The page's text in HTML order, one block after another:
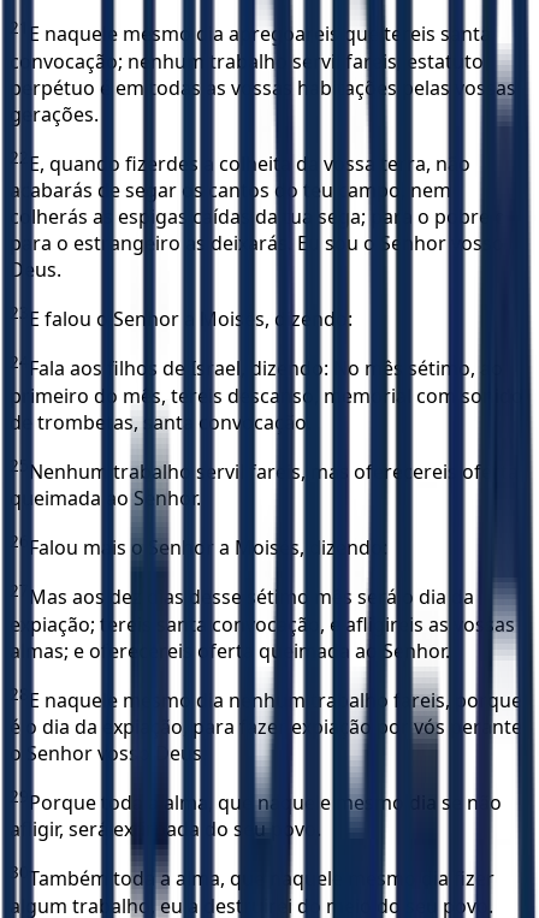
21
E naquele mesmo dia apregoareis que tereis santa
convocação; nenhum trabalho servil fareis; estatuto
perpétuo é em todas as vossas habitações pelas vossas
gerações.
22 E, quando fizerdes a colheita da vossa terra, não
acabarás de segar os cantos do teu campo, nem
colherás as espigas caídas da tua sega; para o pobre e
para o estrangeiro as deixarás. Eu sou o Senhor vosso
Deus.
23 E falou o Senhor a Moisés, dizendo:
24 Fala aos filhos de Israel, dizendo: No mês sétimo, ao
primeiro do mês, tereis descanso, memorial com sonido
de trombetas, santa convocação.
25 Nenhum trabalho servil fareis, mas oferecereis oferta
queimada ao Senhor.
26 Falou mais o Senhor a Moisés, dizendo:
27 Mas aos dez dias desse sétimo mês será o dia da
expiação; tereis santa convocação, e afligireis as vossas
almas; e oferecereis oferta queimada ao Senhor.
28 E naquele mesmo dia nenhum trabalho fareis, porque
é o dia da expiação, para fazer expiação por vós perante
o Senhor vosso Deus.
29 Porque toda a alma, que naquele mesmo dia se não
afligir, será extirpada do seu povo.
30 Também toda a alma, que naquele mesmo dia fizer
algum trabalho, eu a destruirei do meio do seu povo.